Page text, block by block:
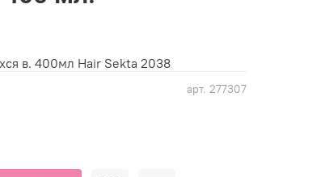
арт. 277307
в. 400мл Hair Sekta 2038